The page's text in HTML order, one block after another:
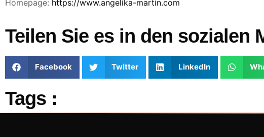
Homepage: https://www.angelika-martin.com
Teilen Sie es in den sozialen
Facebook Twitter LinkedIn
Tags :